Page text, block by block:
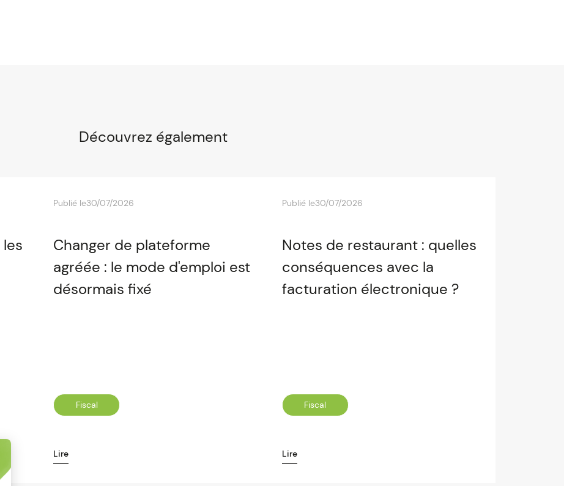
Découvrez également
Publié le30/07/2026
Changer de plateforme
agréée : le mode d'emploi est
désormais fixé
Fiscal
Lire
Publié le30/07/2026
Notes de restaurant : quelles
conséquences avec la
facturation électronique ?
Fiscal
Lire